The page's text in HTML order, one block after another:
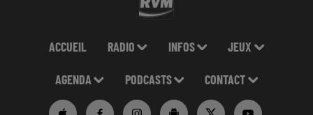
ACCUEIL RADIO INFOS JEUX
AGENDA PODCASTS CONTACT